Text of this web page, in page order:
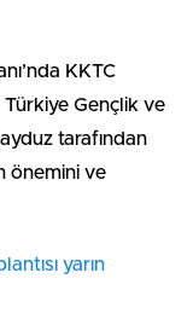
KKTC
Gençlik ve
tarafından
önemini ve
yarın